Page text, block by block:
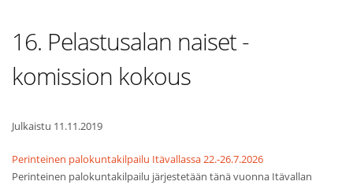
16. Pelastusalan naiset -
komission kokous
Julkaistu 11.11.2019
Perinteinen palokuntakilpailu Itävallassa 22.-26.7.2026
Perinteinen palokuntakilpailu järjestetään tänä vuonna Itävallan